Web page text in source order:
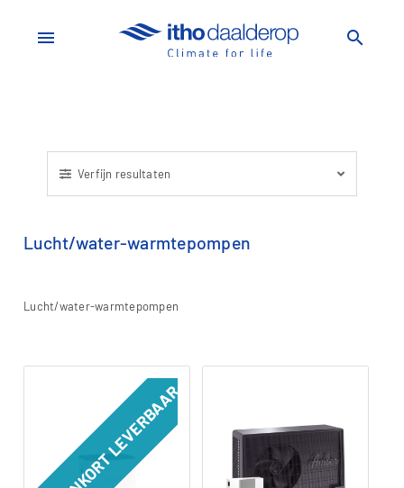
menu search
Verfijn resultaten
Lucht/water-warmtepompen
Lucht/water-warmtepompen
BINNENKORT LEVERBAAR